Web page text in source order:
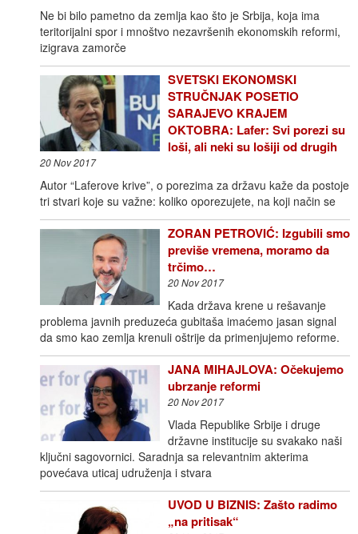
Ne bi bilo pametno da zemlja kao što je Srbija, koja ima
teritorijalni spor i mnoštvo nezavršenih ekonomskih reformi,
izigrava zamorče
SVETSKI EKONOMSKI
STRUČNJAK POSETIO
SARAJEVO KRAJEM
OKTOBRA: Lafer: Svi porezi su
loši, ali neki su lošiji od drugih
20 Nov 2017
Autor “Laferove krive”, o porezima za državu kaže da postoje
tri stvari koje su važne: koliko oporezujete, na koji način se
ZORAN PETROVIĆ: Izgubili smo
previše vremena, moramo da
trčimo…
20 Nov 2017
Kada država krene u rešavanje
problema javnih preduzeća gubitaša imaćemo jasan signal
da smo kao zemlja krenuli oštrije da primenjujemo reforme.
JANA MIHAJLOVA: Očekujemo
ubrzanje reformi
20 Nov 2017
Vlada Republike Srbije i druge
državne institucije su svakako naši
ključni sagovornici. Saradnja sa relevantnim akterima
povećava uticaj udruženja i stvara
UVOD U BIZNIS: Zašto radimo
„na pritisak“